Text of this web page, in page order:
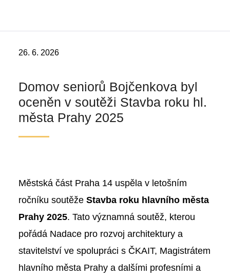
26. 6. 2026
Domov seniorů Bojčenkova byl
oceněn v soutěži Stavba roku hl.
města Prahy 2025
Městská část Praha 14 uspěla v letošním
ročníku soutěže Stavba roku hlavního města
Prahy 2025. Tato významná soutěž, kterou
pořádá Nadace pro rozvoj architektury a
stavitelství ve spolupráci s ČKAIT, Magistrátem
hlavního města Prahy a dalšími profesními a